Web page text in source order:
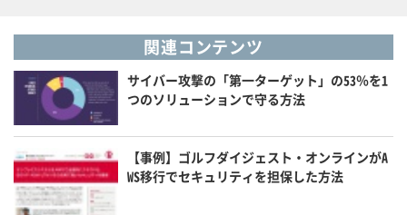
関連コンテンツ
サイバー攻撃の「第一ターゲット」の53％を1
つのソリューションで守る方法
【事例】ゴルフダイジェスト・オンラインがA
WS移行でセキュリティを担保した方法